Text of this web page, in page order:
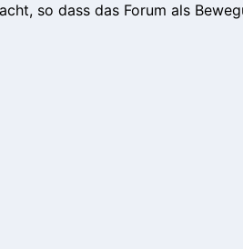
so dass das Forum als